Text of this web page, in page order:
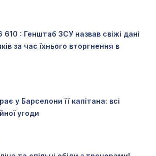
610 : Генштаб ЗСУ назвав свіжі дані
за час їхнього вторгнення в
у Барселони її капітана: всі
угоди